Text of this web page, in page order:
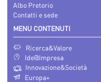
Albo Pretorio
Contatti e sede
MENU CONTENUTI
Ricerca&Valore
Ide@Impresa
Innovazione&Società
Europa+